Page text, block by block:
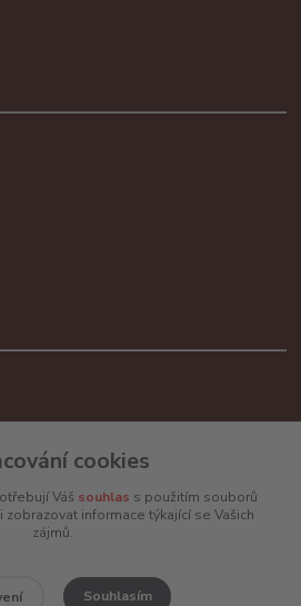
cookies
Váš souhlas s použitím souborů
informace týkající se Vašich
zájmů.
Souhlasím